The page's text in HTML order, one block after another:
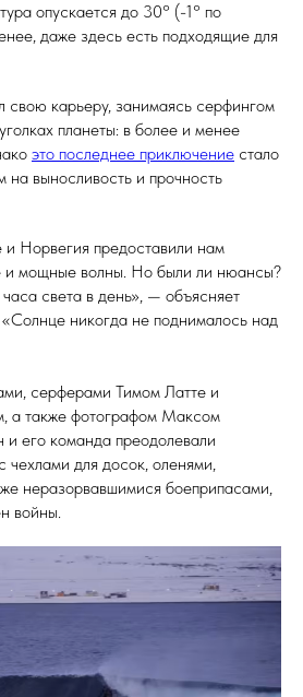
опускается до 30° (-1° по
даже здесь есть подходящие для
свою карьеру, занимаясь серфингом
планеты: в более и менее
это последнее приключение стало
выносливость и прочность
Норвегия предоставили нам
и мощные волны. Но были ли нюансы?
света в день», — объясняет
никогда не поднималось над
серферами Тимом Латте и
а также фотографом Максом
его команда преодолевали
чехлами для досок, оленями,
неразорвавшимися боеприпасами,
войны.